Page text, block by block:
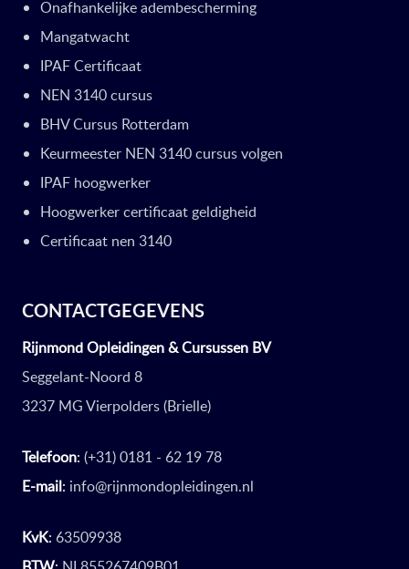
Onafhankelijke adembescherming
Mangatwacht
IPAF Certificaat
NEN 3140 cursus
BHV Cursus Rotterdam
Keurmeester NEN 3140 cursus volgen
IPAF hoogwerker
Hoogwerker certificaat geldigheid
Certificaat nen 3140
CONTACTGEGEVENS
Rijnmond Opleidingen & Cursussen BV
Seggelant-Noord 8
3237 MG Vierpolders (Brielle)
Telefoon: (+31) 0181 - 62 19 78
E-mail: info@rijnmondopleidingen.nl
KvK: 63509938